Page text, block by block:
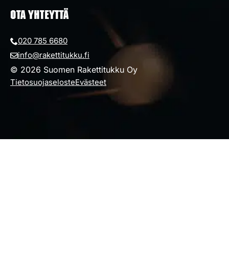
© 2026 Suomen Rakettitukku Oy
TietosuojaselosteEvästeet
OTA YHTEYTTÄ
020 785 6680
info@rakettitukku.fi